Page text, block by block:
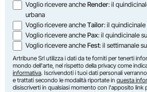
Voglio ricevere ancheRender: il
urbana
Voglio ricevere ancheTailor: il
Voglio ricevere anchePax: il quindicinale
Voglio ricevere ancheFest: il settimanale
Artribune Srl utilizza i dati da te forniti per tenerti
mondo dell'arte, nel rispetto della privacy come
informativa. Iscrivendoti i tuoi dati personali
e trattati secondo le modalità riportate in questa
disiscriverti in qualsiasi momento con l'apposito link